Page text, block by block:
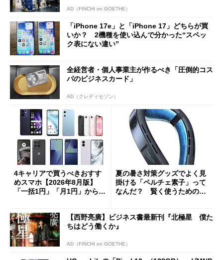
AD（FINCHI on GOETHE）
「iPhone 17e」と「iPhone 17」どちらが買
いか？ 2機種を使い込んで分かった“スペッ
ク表にない違い”
全経営者・個人事業主が作るべき「圧倒的コス
パのビジネスカード」
AD（クレディセゾン）
4キャリアで買うべきおすす
めスマホ【2026年8月版】
「一括1円」「月1円」からお
夏の暑さ対策グッズでよく見
掛ける「ペルチェ素子」って
なんだ？ 賢く使うための注
【西野亮廣】ビジネス書最新刊『北極星 僕た
ちはどう働くか』
AD（FINCHI on GOETHE）